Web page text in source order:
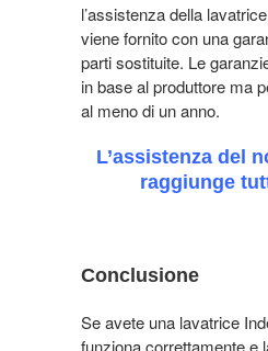
l’assistenza della
viene fornito con una
parti sostituite. Le
in base al produttore ma
al meno di un anno.
L’assistenza del
raggiunge
Conclusione
Se avete una lavatrice
funziona correttamente e